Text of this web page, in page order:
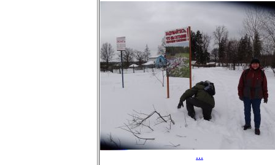
...